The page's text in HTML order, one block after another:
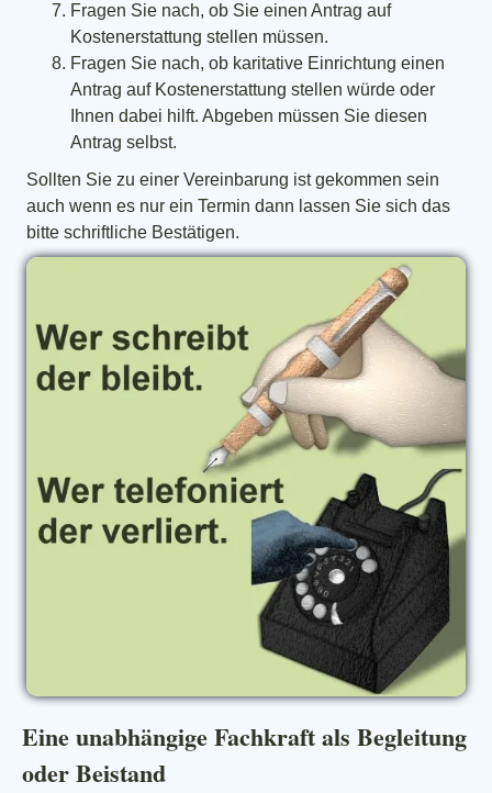
Fragen Sie nach, ob Sie einen Antrag auf
Kostenerstattung stellen müssen.
Fragen Sie nach, ob karitative Einrichtung einen
Antrag auf Kostenerstattung stellen würde oder
Ihnen dabei hilft. Abgeben müssen Sie diesen
Antrag selbst.
Sollten Sie zu einer Vereinbarung ist gekommen sein
auch wenn es nur ein Termin dann lassen Sie sich das
bitte schriftliche Bestätigen.
Eine unabhängige Fachkraft als Begleitung
oder Beistand